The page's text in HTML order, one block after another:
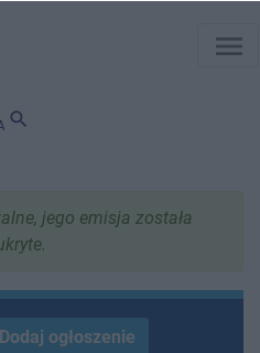
menu
search
jego emisja została